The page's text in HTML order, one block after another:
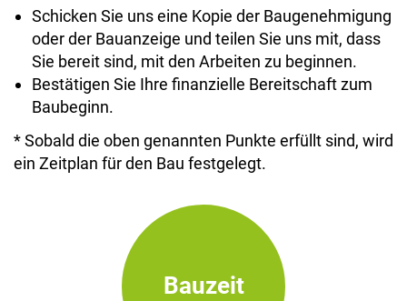
Schicken Sie uns eine Kopie der Baugenehmigung
oder der Bauanzeige und teilen Sie uns mit, dass
Sie bereit sind, mit den Arbeiten zu beginnen.
Bestätigen Sie Ihre finanzielle Bereitschaft zum
Baubeginn.
* Sobald die oben genannten Punkte erfüllt sind, wird
ein Zeitplan für den Bau festgelegt.
Bauzeit